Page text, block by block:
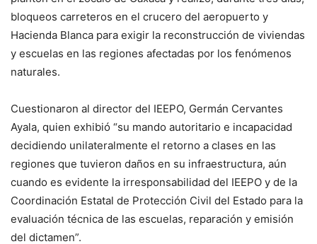
bloqueos carreteros en el crucero del aeropuerto y
Hacienda Blanca para exigir la reconstrucción de viviendas
y escuelas en las regiones afectadas por los fenómenos
naturales.
Cuestionaron al director del IEEPO, Germán Cervantes
Ayala, quien exhibió “su mando autoritario e incapacidad
decidiendo unilateralmente el retorno a clases en las
regiones que tuvieron daños en su infraestructura, aún
cuando es evidente la irresponsabilidad del IEEPO y de la
Coordinación Estatal de Protección Civil del Estado para la
evaluación técnica de las escuelas, reparación y emisión
del dictamen”.